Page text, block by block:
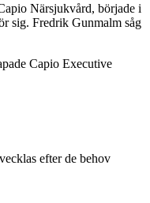
Närsjukvård, började i
sig. Fredrik Gunmalm såg
Capio Executive
efter de behov